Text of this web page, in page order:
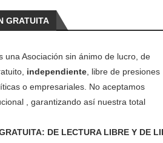
GRATUITA
una Asociación sin ánimo de lucro, de
independiente, libre de presiones
o empresariales. No aceptamos
, garantizando así nuestra total
DE LECTURA LIBRE Y DE